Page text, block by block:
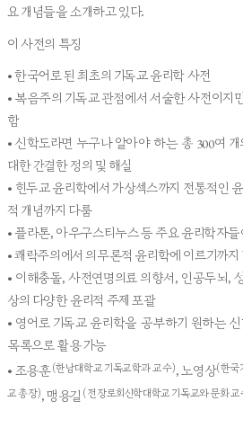
요 개념들을 소개하고 있다.
이 사전의 특징
• 한국어로 된 최초의 기독교 윤리학 사전
• 복음주의 기독교 관점에서 서술한 사전이지
함
• 신학도라면 누구나 알아야 하는 총 300여
대한 간결한 정의 및 해설
• 힌두교 윤리학에서 가상섹스까지 전통적인
적 개념까지 다룸
• 플라톤, 아우구스티누스 등 주요 윤리학자들
• 쾌락주의에서 의무론적 윤리학에 이르기까
• 이해충돌, 사전연명의료 의향서, 인공두뇌,
상의 다양한 윤리적 주제 포괄
• 영어로 기독교 윤리학을 공부하기 원하는
목록으로 활용 가능
• 조용훈(한남대학교 기독교학과 교수), 노영상(한국
교 총장), 맹용길 (전 장로회신학대학교 기독교와 문화 교